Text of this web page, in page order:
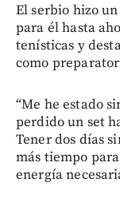
El serbio hizo
para él hasta
tenísticas y
como
“Me he estado
perdido un set
Tener dos días
más tiempo
energía